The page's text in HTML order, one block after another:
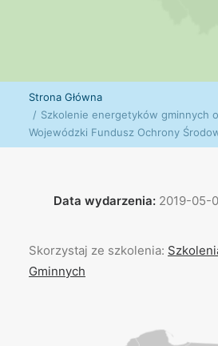
Strona Główna
Szkolenie energetyków gminnych
Wojewódzki Fundusz Ochrony
Data wydarzenia:2019-05-
Skorzystaj ze szkolenia:
Gminnych